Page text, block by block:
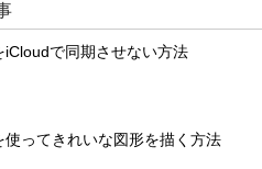
iCloudで同期させない方法
使ってきれいな図形を描く方法